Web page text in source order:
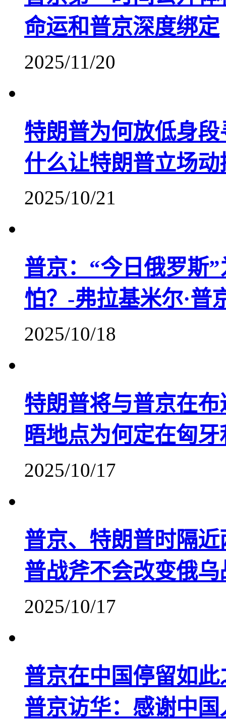
命运和普京深度绑定
2025/11/20
特朗普为何放低身
什么让特朗普立场动
2025/10/21
普京：“今日俄罗斯
怕？-弗拉基米尔·普
2025/10/18
特朗普将与普京在
晤地点为何定在匈牙
2025/10/17
普京、特朗普时隔
普战斧不会改变俄乌
2025/10/17
普京在中国停留如
普京访华：感谢中国